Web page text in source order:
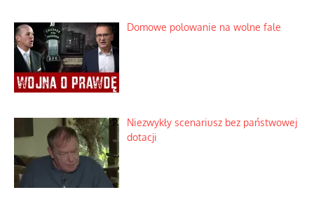
Domowe polowanie na wolne fale
Niezwykły scenariusz bez państwowej
dotacji